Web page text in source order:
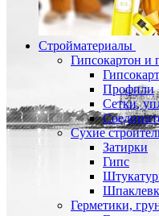
Стройматериалы
Гипсокартон и
Профили
Сетки,
Сухие
Затирки
Гипс
Герметики,